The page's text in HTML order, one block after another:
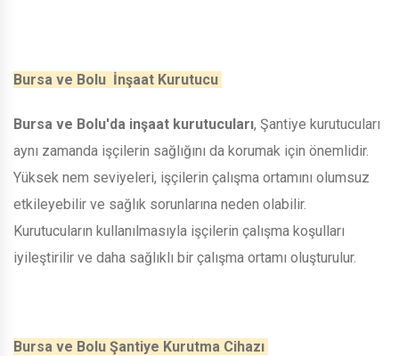
Bursa ve Bolu İnşaat Kurutucu
Bursa ve Bolu'da inşaat kurutucuları, Şantiye kurutucuları
aynı zamanda işçilerin sağlığını da korumak için önemlidir.
Yüksek nem seviyeleri, işçilerin çalışma ortamını olumsuz
etkileyebilir ve sağlık sorunlarına neden olabilir.
Kurutucuların kullanılmasıyla işçilerin çalışma koşulları
iyileştirilir ve daha sağlıklı bir çalışma ortamı oluşturulur.
Bursa ve Bolu Şantiye Kurutma Cihazı